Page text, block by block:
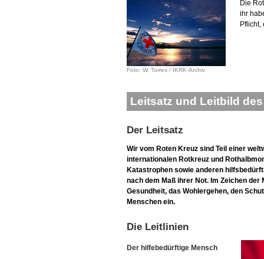
Foto: W. Torres / IKRK-Archiv
Die
ihr
Pflicht,
Leitsatz und Leitbild
Der Leitsatz
Wir vom Roten Kreuz sind Teil einer
internationalen Rotkreuz und
Katastrophen sowie anderen
nach dem Maß ihrer Not. Im Zeichen
Gesundheit, das Wohlergehen, den
Menschen ein.
Die Leitlinien
Der hilfebedürftige Mensch